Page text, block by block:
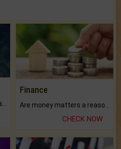
Finance
CHECK NOW